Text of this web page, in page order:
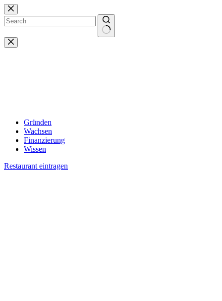
Zum
Inhalt
springen
Keine
Ergebnisse
Gründen
Wachsen
Finanzierung
Wissen
Restaurant eintragen